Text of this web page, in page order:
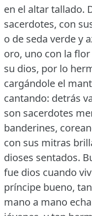
en el altar tallado.
sacerdotes, con
o de seda verde y
oro, uno con la
su dios, por lo
cargándole el
cantando: detrás
son sacerdotes
banderines,
con sus mitras
dioses sentados.
fue dios cuando
príncipe bueno,
mano a mano